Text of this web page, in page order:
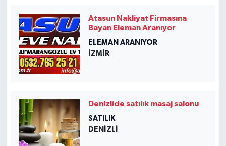
Atasun Nakliyat Firmasına
Bayan Eleman Aranıyor
ELEMAN ARANIYOR
İZMIR
Denizlide satılık masaj salonu
SATILIK
DENIZLI